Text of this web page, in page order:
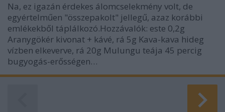
Na, ez igazán érdekes álomcselekmény volt, de
egyértelműen "összepakolt" jellegű, azaz korábbi
emlékekből táplálkozó.Hozzávalók: este 0,2g
Aranygökér kivonat + kávé, rá 5g Kava-kava hideg
vízben elkeverve, rá 20g Mulungu teája 45 percig
bugyogás-erősségen…